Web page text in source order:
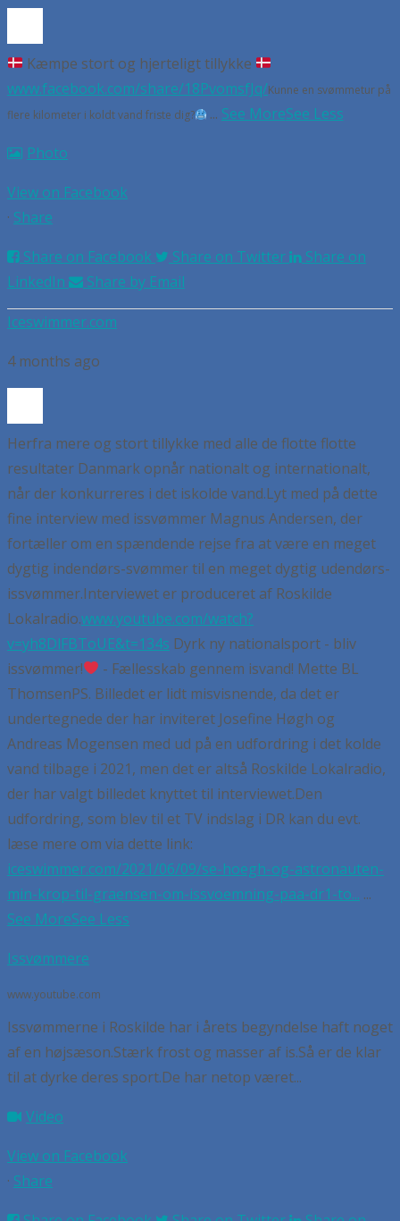
Kæmpe stort og hjerteligt tillykke
www.facebook.com/share/18PvomsfJq/Kunne en svømmetur på
flere kilometer i koldt vand friste dig?
... See MoreSee Less
Photo
View on Facebook
· Share
Share on Facebook
Share on Twitter
Share on
LinkedIn
Share by Email
Iceswimmer.com
4 months ago
Herfra mere og stort tillykke med alle de flotte flotte
resultater Danmark opnår nationalt og internationalt,
når der konkurreres i det iskolde vand.Lyt med på dette
fine interview med issvømmer Magnus Andersen, der
fortæller om en spændende rejse fra at være en meget
dygtig indendørs-svømmer til en meget dygtig udendørs-
issvømmer.Interviewet er produceret af Roskilde
Lokalradio.www.youtube.com/watch?
v=yh8DlFBToUE&t=134s Dyrk ny nationalsport - bliv
issvømmer!
- Fællesskab gennem isvand! Mette BL
ThomsenPS. Billedet er lidt misvisnende, da det er
undertegnede der har inviteret Josefine Høgh og
Andreas Mogensen med ud på en udfordring i det kolde
vand tilbage i 2021, men det er altså Roskilde Lokalradio,
der har valgt billedet knyttet til interviewet.Den
udfordring, som blev til et TV indslag i DR kan du evt.
læse mere om via dette link:
iceswimmer.com/2021/06/09/se-hoegh-og-astronauten-
min-krop-til-graensen-om-issvoemning-paa-dr1-to... ...
See MoreSee Less
Issvømmere
www.youtube.com
Issvømmerne i Roskilde har i årets begyndelse haft noget
af en højsæson.Stærk frost og masser af is.Så er de klar
til at dyrke deres sport.De har netop været...
Video
View on Facebook
· Share